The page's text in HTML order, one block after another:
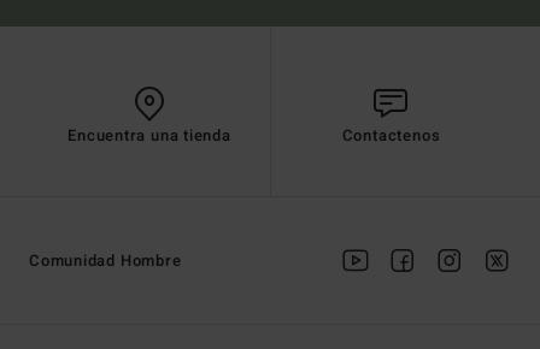
Encuentra una tienda Contactenos
Comunidad Hombre